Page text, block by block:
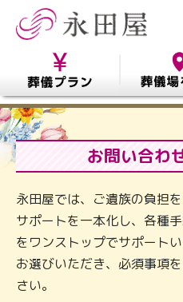
お問い合わ
永田屋では、ご遺族の負担
サポートを一本化し、各種
をワンストップでサポート
お選びいただき、必須事項
さい。